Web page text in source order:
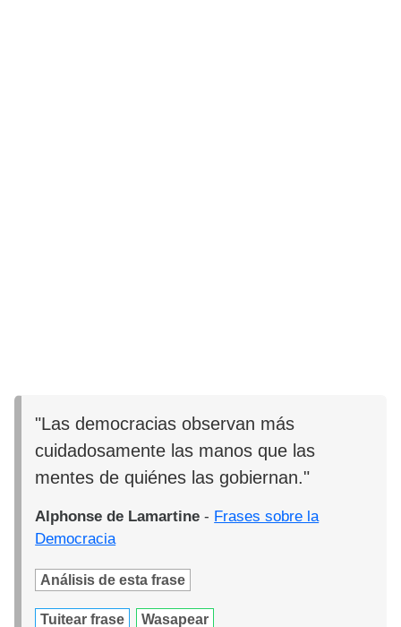
"Las democracias observan más
cuidadosamente las manos que las
mentes de quiénes las gobiernan."
Alphonse de Lamartine - Frases sobre la
Democracia
Análisis de esta frase
Tuitear frase Wasapear